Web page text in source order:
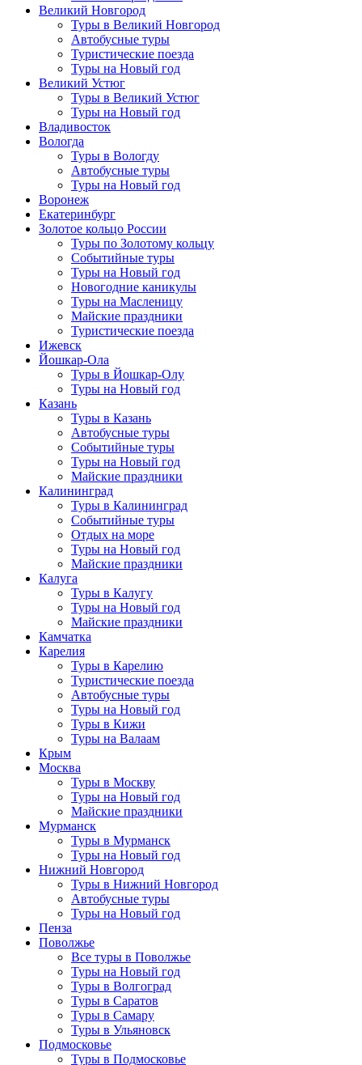
Великий Новгород
Туры в Великий Новгород
Автобусные туры
Туристические поезда
Туры на Новый год
Великий Устюг
Туры в Великий Устюг
Туры на Новый год
Владивосток
Вологда
Туры в Вологду
Автобусные туры
Туры на Новый год
Воронеж
Екатеринбург
Золотое кольцо России
Туры по Золотому кольцу
Событийные туры
Туры на Новый год
Новогодние каникулы
Туры на Масленицу
Майские праздники
Туристические поезда
Ижевск
Йошкар-Ола
Туры в Йошкар-Олу
Туры на Новый год
Казань
Туры в Казань
Автобусные туры
Событийные туры
Туры на Новый год
Майские праздники
Калининград
Туры в Калининград
Событийные туры
Отдых на море
Туры на Новый год
Майские праздники
Калуга
Туры в Калугу
Туры на Новый год
Майские праздники
Камчатка
Карелия
Туры в Карелию
Туристические поезда
Автобусные туры
Туры на Новый год
Туры в Кижи
Туры на Валаам
Крым
Москва
Туры в Москву
Туры на Новый год
Майские праздники
Мурманск
Туры в Мурманск
Туры на Новый год
Нижний Новгород
Туры в Нижний Новгород
Автобусные туры
Туры на Новый год
Пенза
Поволжье
Все туры в Поволжье
Туры на Новый год
Туры в Волгоград
Туры в Саратов
Туры в Самару
Туры в Ульяновск
Подмосковье
Туры в Подмосковье